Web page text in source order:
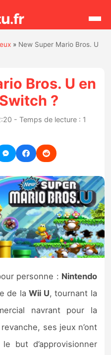
» New Super Mario Bros. U
Bros. U en
?
- Temps de lecture : 1
personne : Nintendo
de laWii U, tournant la
navrant pour la
ses jeux n’ont
but d’approvisionner